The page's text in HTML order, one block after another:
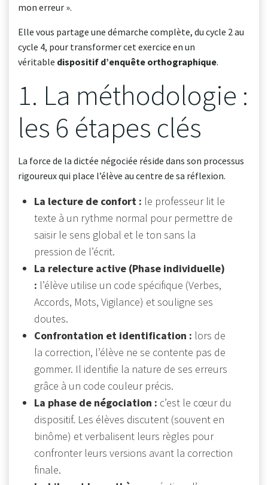
mon erreur ».
Elle vous partage une démarche complète, du cycle 2 au
cycle 4, pour transformer cet exercice en un
véritable dispositif d’enquête orthographique.
1. La méthodologie :
les 6 étapes clés
La force de la dictée négociée réside dans son processus
rigoureux qui place l’élève au centre de sa réflexion.
La lecture de confort : le professeur lit le
texte à un rythme normal pour permettre de
saisir le sens global et le ton sans la
pression de l’écrit.
La relecture active (Phase individuelle)
: l’élève utilise un code spécifique (Verbes,
Accords, Mots, Vigilance) et souligne ses
doutes.
Confrontation et identification : lors de
la correction, l’élève ne se contente pas de
gommer. Il identifie la nature de ses erreurs
grâce à un code couleur précis.
La phase de négociation : c’est le cœur du
dispositif. Les élèves discutent (souvent en
binôme) et verbalisent leurs règles pour
confronter leurs versions avant la correction
finale.